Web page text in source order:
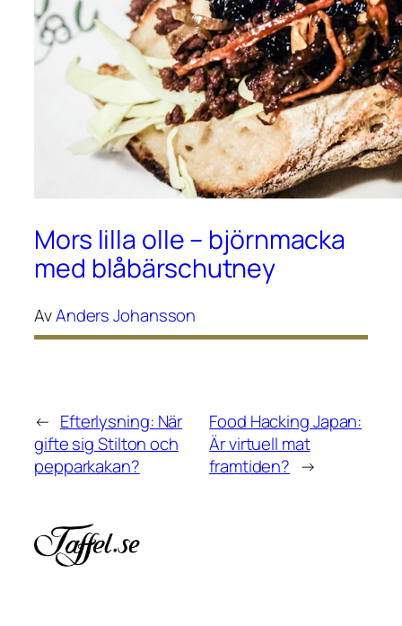
Mors lilla olle – björnmacka
med blåbärschutney
AvAnders Johansson
← Efterlysning: När
gifte sig Stilton och
pepparkakan?
Food Hacking Japan:
Är virtuell mat
framtiden? →